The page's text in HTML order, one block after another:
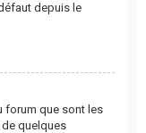
depuis le
forum que sont les
quelques